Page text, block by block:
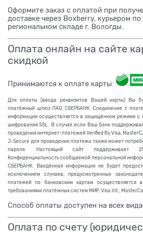
Оформите заказ с оплатой при
доставке через Boxberry, курьером
региональном складе г. Вологды.
Оплата онлайн на сайте
скидкой
Принимаются к оплате карты:
Для оплаты (ввода реквизитов Вашей карты) Вы
платёжный шлюз ПАО СБЕРБАНК. Соединение с
информации осуществляется в защищённом режиме с
шифрования SSL. В случае если Ваш банк
проведения интернет-платежей Verified By Visa,
J-Secure для проведения платежа также может
пароля. Настоящий сайт поддерживает
Конфиденциальность сообщаемой персональной
СБЕРБАНК. Введённая информация не будет
исключением случаев, предусмотренных
платежей по банковским картам осуществляется
требованиями платёжных систем МИР, Visa Int.,
Способ оплаты доступен на всех
Оплата по счету